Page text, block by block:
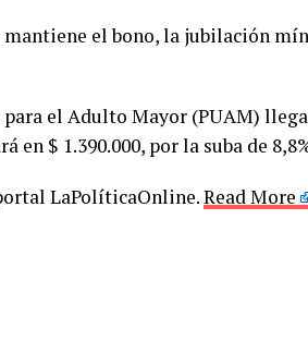
mantiene el bono, la jubilación
el Adulto Mayor (PUAM)
en $ 1.390.000, por la suba de
LaPolíticaOnline.Read More